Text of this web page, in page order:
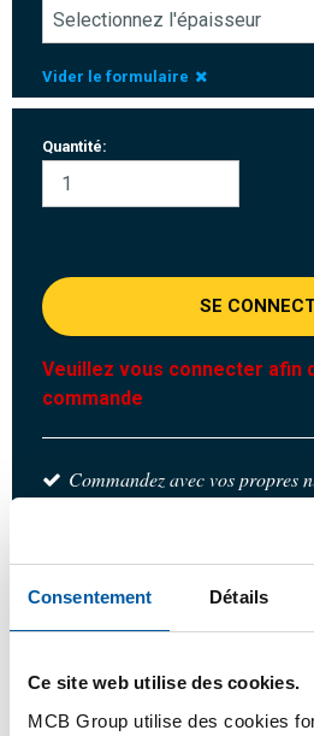
Consentement Détails
Ce site web utilise des cookies.
MCB Group utilise des cookies
Vider le formulaire
Quantité:
SE
Veuillez vous connecter afin
commande
Commandez avec vos propres
Produit Description du produit